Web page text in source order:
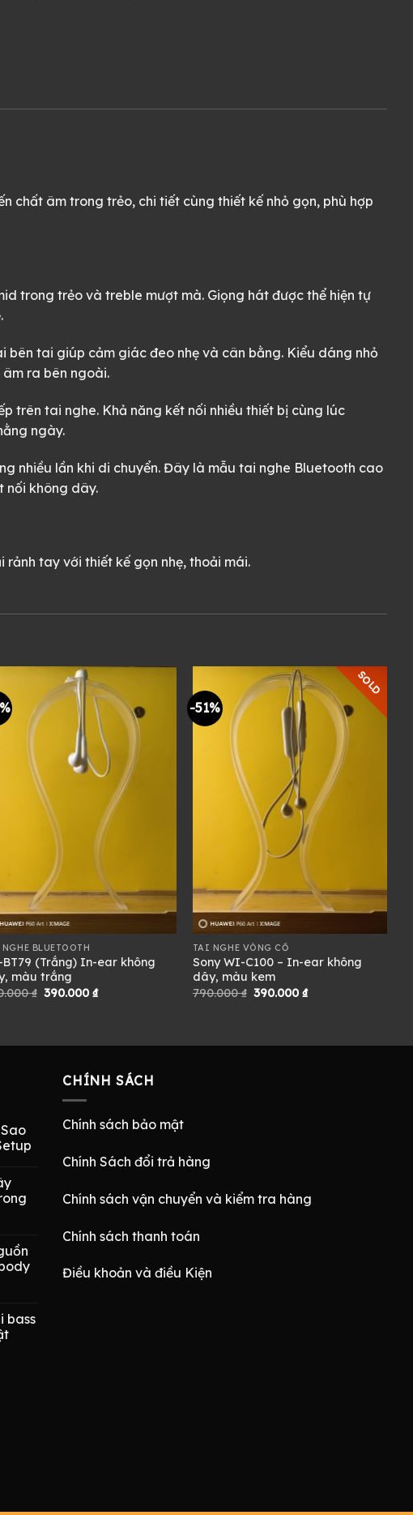
chất âm trong trẻo, chi tiết cùng thiết kế nhỏ gọn, phù hợp
trong trẻo và treble mượt mà. Giọng hát được thể hiện tự
bên tai giúp cảm giác đeo nhẹ và cân bằng. Kiểu dáng nhỏ
ra bên ngoài.
trên tai nghe. Khả năng kết nối nhiều thiết bị cùng lúc
ngày.
nhiều lần khi di chuyển. Đây là mẫu tai nghe Bluetooth cao
nối không dây.
tay với thiết kế gọn nhẹ, thoải mái.
BLUETOOTH
BT79 (Trắng) In-ear không
màu trắng
₫ Giá
390.000₫Giá
-51%
SOLD
TAI NGHE VÒNG CỔ
Sony WI-C100 – In-ear không
dây, màu kem
790.000₫ Giá
390.000₫Giá
bass
CHÍNH SÁCH
Chính sách bảo mật
Chính Sách đổi trả hàng
Chính sách vận chuyển và kiểm tra hàng
Chính sách thanh toán
Điều khoản và điều Kiện